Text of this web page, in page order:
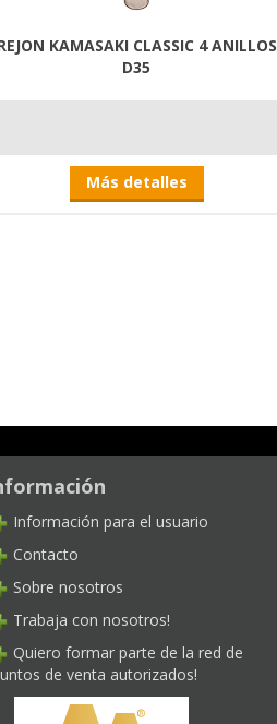
KAMASAKI CLASSIC 4 ANILLOS
D35
Más detalles
Información para el usuario
Contacto
Sobre nosotros
Trabaja con nosotros!
Quiero formar parte de la red de
de venta autorizados!